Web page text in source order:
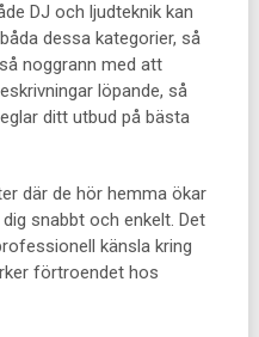
DJ och ljudteknik kan
dessa kategorier, så
noggrann med att
löpande, så
ditt utbud på bästa
där de hör hemma ökar
snabbt och enkelt. Det
känsla kring
förtroendet hos